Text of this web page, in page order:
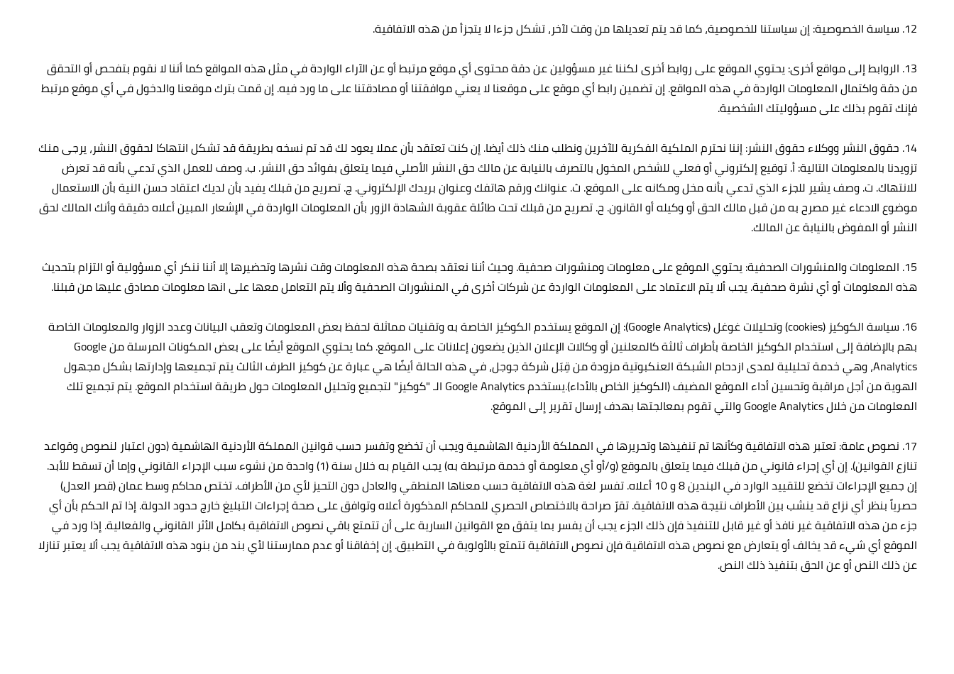
12. سياسة الخصوصية: إن سياستنا للخصوصية، كما قد يتم تعديلها من وقت لآخر، تشكل جزءا لا يتجزأ من هذه الاتفاقية.
13. الروابط إلى مواقع أخرى: يحتوي الموقع على روابط أخرى لكننا غير مسؤولين عن دقة محتوى أي موقع مرتبط أو عن الآراء الواردة في مثل هذه المواقع كما أننا لا نقوم بتفحص أو التحقق
من دقة واكتمال المعلومات الواردة في هذه المواقع. إن تضمين رابط أي موقع على موقعنا لا يعني موافقتنا أو مصادقتنا على ما ورد فيه. إن قمت بترك موقعنا والدخول في أي موقع مرتبط
فإنك تقوم بذلك على مسؤوليتك الشخصية.
14. حقوق النشر ووكلاء حقوق النشر: إننا نحترم الملكية الفكرية للآخرين ونطلب منك ذلك أيضا. إن كنت تعتقد بأن عملا يعود لك قد تم نسخه بطريقة قد تشكل انتهاكا لحقوق النشر، يرجى منك
تزويدنا بالمعلومات التالية: أ‌. توقيع إلكتروني أو فعلي للشخص المخول بالتصرف بالنيابة عن مالك حق النشر الأصلي فيما يتعلق بفوائد حق النشر. ب‌. وصف للعمل الذي تدعي بأنه قد تعرض
للانتهاك. ت‌. وصف يشير للجزء الذي تدعي بأنه مخل ومكانه على الموقع. ث‌. عنوانك ورقم هاتفك وعنوان بريدك الإلكتروني. ج‌. تصريح من قبلك يفيد بأن لديك اعتقاد حسن النية بأن الاستعمال
موضوع الادعاء غير مصرح به من قبل مالك الحق أو وكيله أو القانون. ح‌. تصريح من قبلك تحت طائلة عقوبة الشهادة الزور بأن المعلومات الواردة في الإشعار المبين أعلاه دقيقة وأنك المالك لحق
النشر أو المفوض بالنيابة عن المالك.
15. المعلومات والمنشورات الصحفية: يحتوي الموقع على معلومات ومنشورات صحفية. وحيث أننا نعتقد بصحة هذه المعلومات وقت نشرها وتحضيرها إلا أننا ننكر أي مسؤولية أو التزام بتحديث
هذه المعلومات أو أي نشرة صحفية. يجب ألا يتم الاعتماد على المعلومات الواردة عن شركات أخرى في المنشورات الصحفية وألا يتم التعامل معها على انها معلومات مصادق عليها من قبلنا.
16. سياسة الكوكيز (cookies) وتحليلات غوغل (Google Analytics): إن الموقع يستخدم الكوكيز الخاصة به وتقنيات مماثلة لحفظ بعض المعلومات وتعقب البيانات وعدد الزوار والمعلومات الخاصة
بهم بالإضافة إلى استخدام الكوكيز الخاصة بأطراف ثالثة كالمعلنين أو وكالات الإعلان الذين يضعون إعلانات على الموقع. كما يحتوي الموقع أيضًا على بعض المكونات المرسلة من Google
Analytics، وهي خدمة تحليلية لمدى ازدحام الشبكة العنكبوتية مزودة من قِبَل شركة جوجل، في هذه الحالة أيضًا هي عبارة عن كوكيز الطرف الثالث يتم تجميعها وإدارتها بشكل مجهول
الهوية من أجل مراقبة وتحسين أداء الموقع المضيف (الكوكيز الخاص بالأداء).يستخدم Google Analytics الـ "كوكيز" لتجميع وتحليل المعلومات حول طريقة استخدام الموقع. يتم تجميع تلك
المعلومات من خلال Google Analytics والتي تقوم بمعالجتها بهدف إرسال تقرير إلى الموقع.
17. نصوص عامة: تعتبر هذه الاتفاقية وكأنها تم تنفيذها وتحريرها في المملكة الأردنية الهاشمية ويجب أن تخضع وتفسر حسب قوانين المملكة الأردنية الهاشمية (دون اعتبار لنصوص وقواعد
تنازع القوانين). إن أي إجراء قانوني من قبلك فيما يتعلق بالموقع (و/أو أي معلومة أو خدمة مرتبطة به) يجب القيام به خلال سنة (1) واحدة من نشوء سبب الإجراء القانوني وإما أن تسقط للأبد.
إن جميع الإجراءات تخضع للتقييد الوارد في البندين 8 و 10 أعلاه. تفسر لغة هذه الاتفاقية حسب معناها المنطقي والعادل دون التحيز لأي من الأطراف. تختص محاكم وسط عمان (قصر العدل)
حصرياً بنظر أي نزاع قد ينشب بين الأطراف نتيجة هذه الاتفاقية. تقرّ صراحة بالاختصاص الحصري للمحاكم المذكورة أعلاه وتوافق على صحة إجراءات التبليغ خارج حدود الدولة. إذا تم الحكم بأن أي
جزء من هذه الاتفاقية غير نافذ أو غير قابل للتنفيذ فإن ذلك الجزء يجب أن يفسر بما يتفق مع القوانين السارية على أن تتمتع باقي نصوص الاتفاقية بكامل الأثر القانوني والفعالية. إذا ورد في
الموقع أي شيء قد يخالف أو يتعارض مع نصوص هذه الاتفاقية فإن نصوص الاتفاقية تتمتع بالأولوية في التطبيق. إن إخفاقنا أو عدم ممارستنا لأي بند من بنود هذه الاتفاقية يجب ألا يعتبر تنازلا
عن ذلك النص أو عن الحق بتنفيذ ذلك النص.